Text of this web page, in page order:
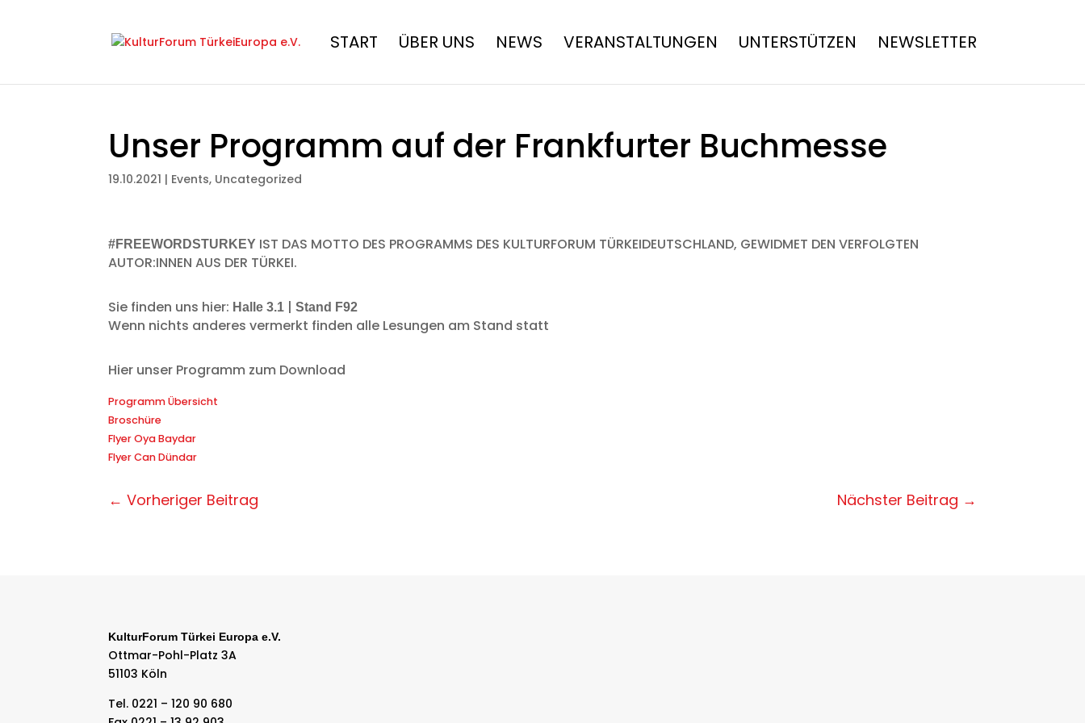
START ÜBER UNS NEWS VERANSTALTUNGEN UNTERSTÜTZEN NEWSLETTER
Unser Programm auf der Frankfurter Buchmesse
19.10.2021 | Events, Uncategorized
#FREEWORDSTURKEY IST DAS MOTTO DES PROGRAMMS DES KULTURFORUM TÜRKEIDEUTSCHLAND, GEWIDMET DEN VERFOLGTEN
AUTOR:INNEN AUS DER TÜRKEI.
Sie finden uns hier: Halle 3.1 |Stand F92
Wenn nichts anderes vermerkt finden alle Lesungen am Stand statt
Hier unser Programm zum Download
Programm Übersicht
Broschüre
Flyer Oya Baydar
Flyer Can Dündar
←Vorheriger Beitrag Nächster Beitrag →
KulturForum Türkei Europa e.V.
Ottmar-Pohl-Platz 3A
51103 Köln
Tel. 0221 – 120 90 680